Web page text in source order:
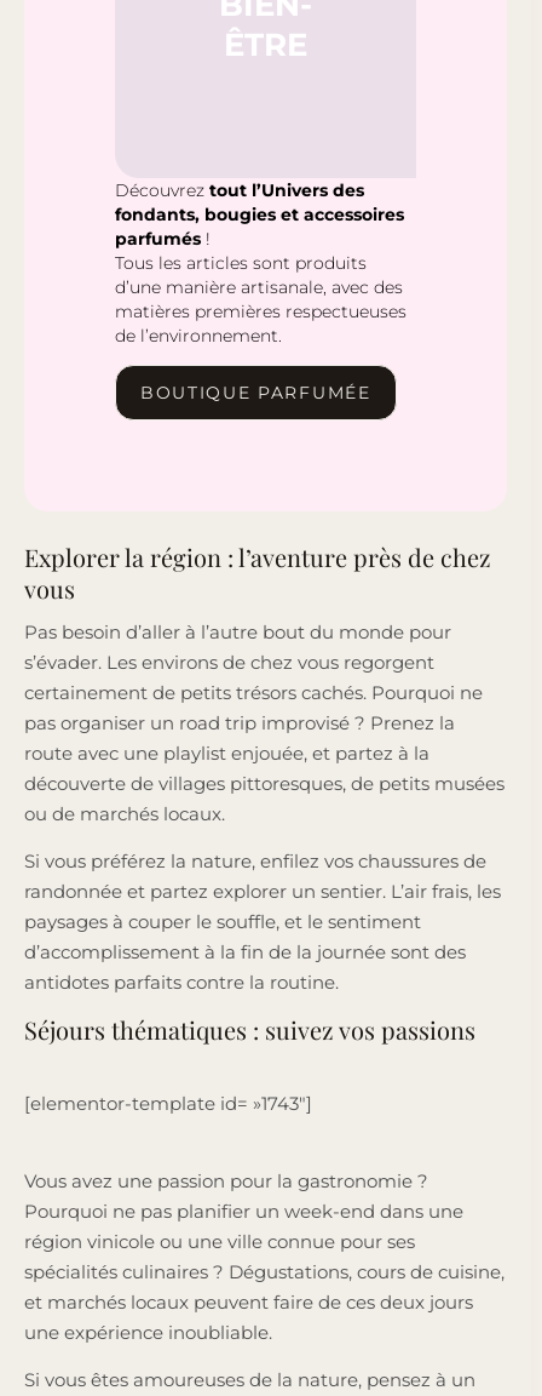
ÊTRE
Découvrez tout l’Univers des
fondants, bougies et accessoires
parfumés !
Tous les articles sont produits
d’une manière artisanale, avec des
matières premières respectueuses
de l’environnement.
BOUTIQUE PARFUMÉE
Explorer la région : l’aventure près de chez
vous
Pas besoin d’aller à l’autre bout du monde pour
s’évader. Les environs de chez vous regorgent
certainement de petits trésors cachés. Pourquoi ne
pas organiser un road trip improvisé ? Prenez la
route avec une playlist enjouée, et partez à la
découverte de villages pittoresques, de petits musées
ou de marchés locaux.
Si vous préférez la nature, enfilez vos chaussures de
randonnée et partez explorer un sentier. L’air frais, les
paysages à couper le souffle, et le sentiment
d’accomplissement à la fin de la journée sont des
antidotes parfaits contre la routine.
Séjours thématiques : suivez vos passions
[elementor-template id= »1743″]
Vous avez une passion pour la gastronomie ?
Pourquoi ne pas planifier un week-end dans une
région vinicole ou une ville connue pour ses
spécialités culinaires ? Dégustations, cours de cuisine,
et marchés locaux peuvent faire de ces deux jours
une expérience inoubliable.
Si vous êtes amoureuses de la nature, pensez à un